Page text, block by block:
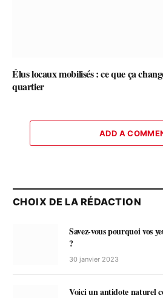
Élus locaux mobilisés : ce que ça
quartier
ADD A
CHOIX DE LA RÉDACTION
Savez-vous pourquoi vos
?
30 janvier 2023
Voici un antidote naturel